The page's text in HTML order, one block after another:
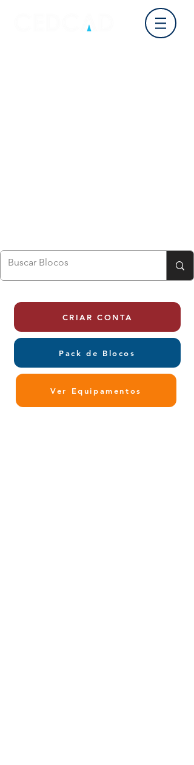
CRIAR CONTA
Pack de Blocos
Ver Equipamentos